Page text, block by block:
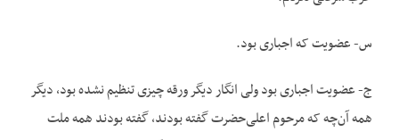
س- عضویت که اجباری بود.
ج- عضویت اجباری بود ولی انگار دیگر ورقه چیزی تنظیم نشده بود، دیگر
همه آن‌چه که مرحوم اعلی‌حضرت گفته بودند، گفته بودند همه ملت